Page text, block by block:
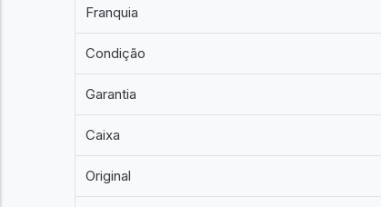
Franquia
Condição
Garantia
Caixa
Original